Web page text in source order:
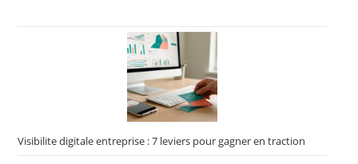
Visibilite digitale entreprise : 7 leviers pour gagner en traction